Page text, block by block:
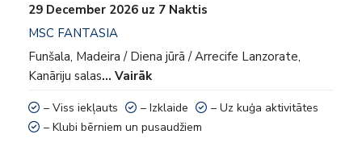
29 December 2026 uz 7 Naktis
MSC FANTASIA
Funšala, Madeira / Diena jūrā / Arrecife Lanzorate,
Kanāriju salas… Vairāk
– Viss iekļauts – Izklaide
– Uz kuģa aktivitātes
– Klubi bērniem un pusaudžiem